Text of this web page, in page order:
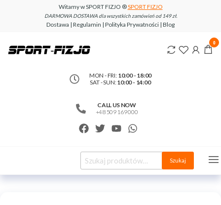
Witamy w SPORT FIZJO ®SPORT FIZJO
DARMOWA DOSTAWA dla wszystkich zamówień od 149 zł.
Dostawa | Regulamin | Polityka Prywatności | Blog
www.sport-
MON - FRI: 10:00 - 18:00
SAT - SUN:10:00 - 14:00
CALL US NOW
+48 509 169 000
0
Szukaj